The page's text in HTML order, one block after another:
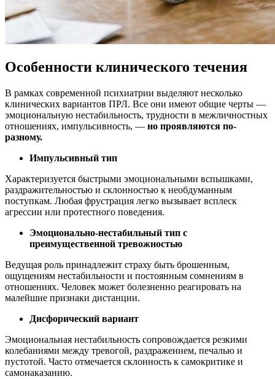
Особенности клинического течения
В рамках современной психиатрии выделяют несколько
клинических вариантов ПРЛ. Все они имеют общие черты —
эмоциональную нестабильность, трудности в межличностных
отношениях, импульсивность, — но проявляются по-
разному.
Импульсивный тип
Характеризуется быстрыми эмоциональными вспышками,
раздражительностью и склонностью к необдуманным
поступкам. Любая фрустрация легко вызывает всплеск
агрессии или протестного поведения.
Эмоционально-нестабильный тип с
преимущественной тревожностью
Ведущая роль принадлежит страху быть брошенным,
ощущениям нестабильности и постоянным сомнениям в
отношениях. Человек может болезненно реагировать на
малейшие признаки дистанции.
Дисфорический вариант
Эмоциональная нестабильность сопровождается резкими
колебаниями между тревогой, раздражением, печалью и
пустотой. Часто отмечается склонность к самокритике и
самонаказанию.